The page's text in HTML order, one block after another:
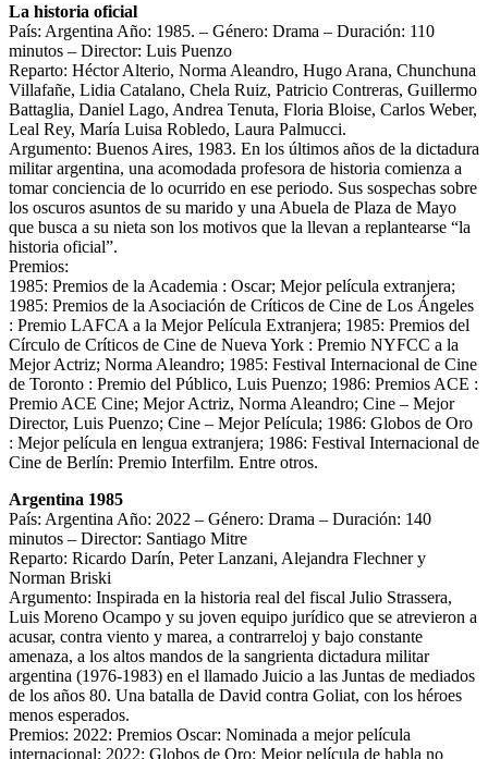
La historia oficial
País: Argentina Año: 1985. – Género: Drama – Duración: 110
minutos – Director: Luis Puenzo
Reparto: Héctor Alterio, Norma Aleandro, Hugo Arana, Chunchuna
Villafañe, Lidia Catalano, Chela Ruiz, Patricio Contreras, Guillermo
Battaglia, Daniel Lago, Andrea Tenuta, Floria Bloise, Carlos Weber,
Leal Rey, María Luisa Robledo, Laura Palmucci.
Argumento: Buenos Aires, 1983. En los últimos años de la dictadura
militar argentina, una acomodada profesora de historia comienza a
tomar conciencia de lo ocurrido en ese periodo. Sus sospechas sobre
los oscuros asuntos de su marido y una Abuela de Plaza de Mayo
que busca a su nieta son los motivos que la llevan a replantearse “la
historia oficial”.
Premios:
1985: Premios de la Academia : Oscar; Mejor película extranjera;
1985: Premios de la Asociación de Críticos de Cine de Los Ángeles
: Premio LAFCA a la Mejor Película Extranjera; 1985: Premios del
Círculo de Críticos de Cine de Nueva York : Premio NYFCC a la
Mejor Actriz; Norma Aleandro; 1985: Festival Internacional de Cine
de Toronto : Premio del Público, Luis Puenzo; 1986: Premios ACE :
Premio ACE Cine; Mejor Actriz, Norma Aleandro; Cine – Mejor
Director, Luis Puenzo; Cine – Mejor Película; 1986: Globos de Oro
: Mejor película en lengua extranjera; 1986: Festival Internacional de
Cine de Berlín: Premio Interfilm. Entre otros.
Argentina 1985
País: Argentina Año: 2022 – Género: Drama – Duración: 140
minutos – Director: Santiago Mitre
Reparto: Ricardo Darín, Peter Lanzani, Alejandra Flechner y
Norman Briski
Argumento: Inspirada en la historia real del fiscal Julio Strassera,
Luis Moreno Ocampo y su joven equipo jurídico que se atrevieron a
acusar, contra viento y marea, a contrarreloj y bajo constante
amenaza, a los altos mandos de la sangrienta dictadura militar
argentina (1976-1983) en el llamado Juicio a las Juntas de mediados
de los años 80. Una batalla de David contra Goliat, con los héroes
menos esperados.
Premios: 2022: Premios Oscar: Nominada a mejor película
internacional; 2022: Globos de Oro: Mejor película de habla no